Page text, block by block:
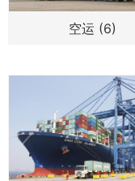
空运 (6)